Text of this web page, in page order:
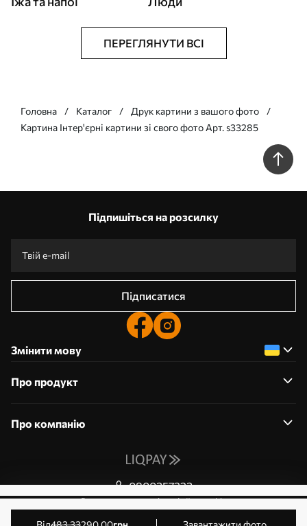
ПЕРЕГЛЯНУТИ ВСІ
Головна Каталог
Друк картини з вашого фото
Картина Інтер'єрні картини зі свого фото Арт. s33285
Підпишіться на розсилку
Підписатися
Змінити мову
Про продукт
Про компанію
0800357223
Редагування дозволів на файли cookie
© 2011-2026 Art-holst. Усі права захищені. Власник: